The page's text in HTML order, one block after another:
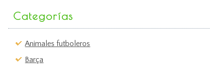
Categorías
Animales futboleros
Barça